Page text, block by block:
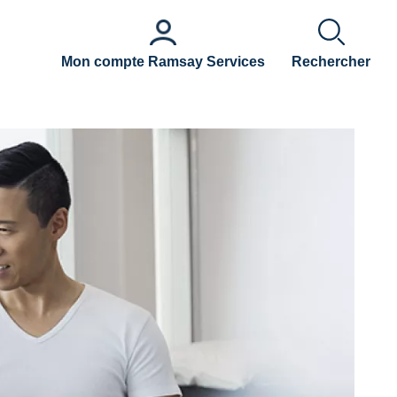
Mon compte Ramsay Services Rechercher